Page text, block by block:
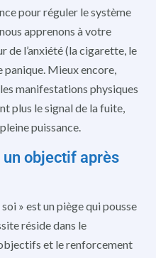
pour réguler le système
apprenons à votre
de l’anxiété (la cigarette, le
panique. Mieux encore,
manifestations physiques
plus le signal de la fuite,
puissance.
un objectif après
» est un piège qui pousse
réside dans le
et le renforcement